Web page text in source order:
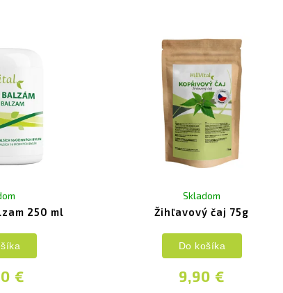
250 ml
€
Žihľavový čaj 75g
Skladom
9,90 €
Do košíka